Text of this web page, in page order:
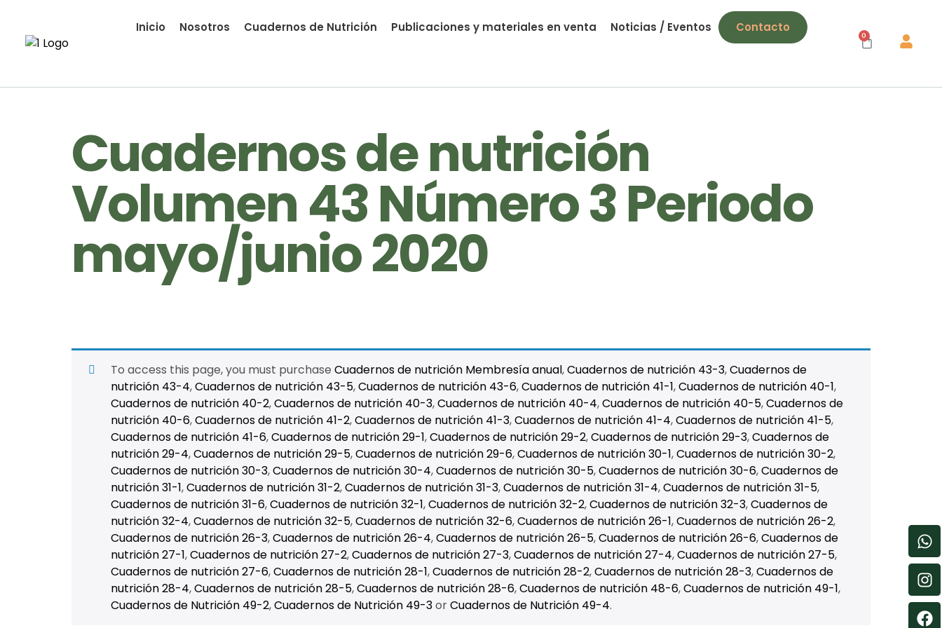
Inicio Nosotros Cuadernos de Nutrición Publicaciones y materiales en venta Noticias / Eventos Contacto
0
Cuadernos de nutrición
Volumen 43 Número 3 Periodo
mayo/junio 2020
To access this page, you must purchase Cuadernos de nutrición Membresía anual,Cuadernos de nutrición 43-3,Cuadernos de
nutrición 43-4,Cuadernos de nutrición 43-5,Cuadernos de nutrición 43-6,Cuadernos de nutrición 41-1,Cuadernos de nutrición 40-1,
Cuadernos de nutrición 40-2,Cuadernos de nutrición 40-3,Cuadernos de nutrición 40-4,Cuadernos de nutrición 40-5,Cuadernos de
nutrición 40-6,Cuadernos de nutrición 41-2,Cuadernos de nutrición 41-3,Cuadernos de nutrición 41-4,Cuadernos de nutrición 41-5,
Cuadernos de nutrición 41-6,Cuadernos de nutrición 29-1,Cuadernos de nutrición 29-2,Cuadernos de nutrición 29-3,Cuadernos de
nutrición 29-4,Cuadernos de nutrición 29-5,Cuadernos de nutrición 29-6,Cuadernos de nutrición 30-1,Cuadernos de nutrición 30-2,
Cuadernos de nutrición 30-3,Cuadernos de nutrición 30-4,Cuadernos de nutrición 30-5,Cuadernos de nutrición 30-6,Cuadernos de
nutrición 31-1,Cuadernos de nutrición 31-2,Cuadernos de nutrición 31-3,Cuadernos de nutrición 31-4,Cuadernos de nutrición 31-5,
Cuadernos de nutrición 31-6,Cuadernos de nutrición 32-1,Cuadernos de nutrición 32-2,Cuadernos de nutrición 32-3,Cuadernos de
nutrición 32-4,Cuadernos de nutrición 32-5,Cuadernos de nutrición 32-6,Cuadernos de nutrición 26-1,Cuadernos de nutrición 26-2,
Cuadernos de nutrición 26-3,Cuadernos de nutrición 26-4,Cuadernos de nutrición 26-5,Cuadernos de nutrición 26-6,Cuadernos de
nutrición 27-1,Cuadernos de nutrición 27-2,Cuadernos de nutrición 27-3,Cuadernos de nutrición 27-4,Cuadernos de nutrición 27-5,
Cuadernos de nutrición 27-6,Cuadernos de nutrición 28-1,Cuadernos de nutrición 28-2,Cuadernos de nutrición 28-3,Cuadernos de
nutrición 28-4,Cuadernos de nutrición 28-5,Cuadernos de nutrición 28-6,Cuadernos de nutrición 48-6,Cuadernos de nutrición 49-1,
Cuadernos de Nutrición 49-2,Cuadernos de Nutrición 49-3orCuadernos de Nutrición 49-4.